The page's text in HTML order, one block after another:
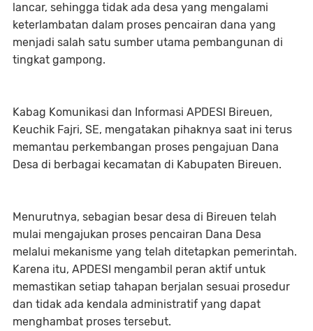
lancar, sehingga tidak ada desa yang mengalami
keterlambatan dalam proses pencairan dana yang
menjadi salah satu sumber utama pembangunan di
tingkat gampong.
Kabag Komunikasi dan Informasi APDESI Bireuen,
Keuchik Fajri, SE, mengatakan pihaknya saat ini terus
memantau perkembangan proses pengajuan Dana
Desa di berbagai kecamatan di Kabupaten Bireuen.
Menurutnya, sebagian besar desa di Bireuen telah
mulai mengajukan proses pencairan Dana Desa
melalui mekanisme yang telah ditetapkan pemerintah.
Karena itu, APDESI mengambil peran aktif untuk
memastikan setiap tahapan berjalan sesuai prosedur
dan tidak ada kendala administratif yang dapat
menghambat proses tersebut.